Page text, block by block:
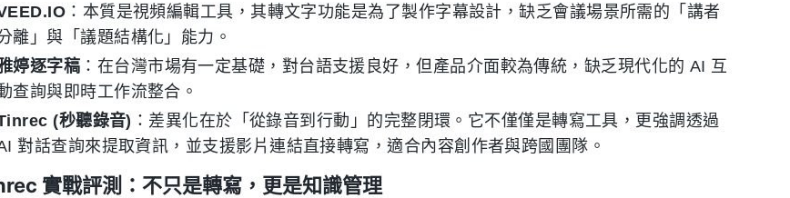
：本質是視頻編輯工具，其轉文字功能是為了製作字幕設計，缺乏會議場景所需的「講者
離」與「議題結構化」能力。
婷逐字稿 ：在台灣市場有一定基礎，對台語支援良好，但產品介面較為傳統，缺乏現代化的 AI 互
查詢與即時工作流整合。
(秒聽錄音) ：差異化在於「從錄音到行動」的完整閉環。它不僅僅是轉寫工具，更強調透過
對話查詢來提取資訊，並支援影片連結直接轉寫，適合內容創作者與跨國團隊。
實戰評測：不只是轉寫，更是知識管理